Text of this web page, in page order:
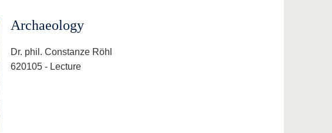
Archaeology
Dr. phil. Constanze Röhl
620105 - Lecture